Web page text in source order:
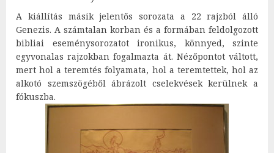
A kiállítás másik jelentős sorozata a 22 rajzból álló
Genezis. A számtalan korban és a formában feldolgozott
bibliai eseménysorozatot ironikus, könnyed, szinte
egyvonalas rajzokban fogalmazta át. Nézőpontot váltott,
mert hol a teremtés folyamata, hol a teremtettek, hol az
alkotó szemszögéből ábrázolt cselekvések kerülnek a
fókuszba.